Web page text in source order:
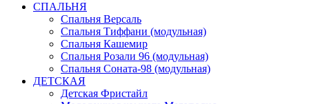
СПАЛЬНЯ
Спальня Версаль
Спальня Тиффани (модульная)
Спальня Кашемир
Спальня Розали 96 (модульная)
Спальня Соната-98 (модульная)
ДЕТСКАЯ
Детская Фристайл